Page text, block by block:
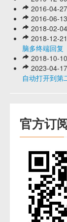
2016-04-
2016-06-
2018-02-
2018-12-
脑多终端回复
2018-10-
2023-04-
自动打开到第
官方订